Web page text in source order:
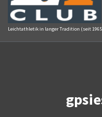
Leichtathletik in langer Tradition (seit